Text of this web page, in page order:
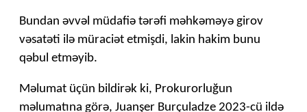
Bundan əvvəl müdafiə tərəfi məhkəməyə girov
vəsatəti ilə müraciət etmişdi, lakin hakim bunu
qəbul etməyib.
Məlumat üçün bildirək ki, Prokurorluğun
məlumatına görə, Juanşer Burçuladze 2023-cü ildə